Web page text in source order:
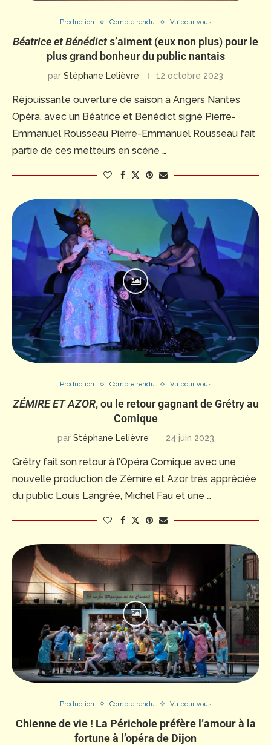
Production Compte rendu Vu pour vous
Béatrice et Bénédicts’aiment (eux non plus) pour le
plus grand bonheur du public nantais
par Stéphane Lelièvre 12 octobre 2023
Réjouissante ouverture de saison à Angers Nantes
Opéra, avec un Béatrice et Bénédict signé Pierre-
Emmanuel Rousseau Pierre-Emmanuel Rousseau fait
partie de ces metteurs en scène …
Production Compte rendu Vu pour vous
ZÉMIRE ET AZOR, ou le retour gagnant de Grétry au
Comique
par Stéphane Lelièvre 24 juin 2023
Grétry fait son retour à l’Opéra Comique avec une
nouvelle production de Zémire et Azor très appréciée
du public Louis Langrée, Michel Fau et une …
Production Compte rendu Vu pour vous
Chienne de vie ! La Périchole préfère l’amour à la
fortune à l’opéra de Dijon